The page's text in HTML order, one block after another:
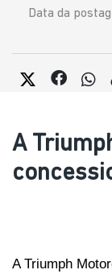
Data da
A
A Triumph